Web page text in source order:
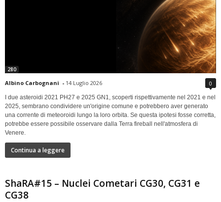
280
Albino Carbognani - 14 Luglio 2026 0
I due asteroidi 2021 PH27 e 2025 GN1, scoperti rispettivamente nel 2021 e nel
2025, sembrano condividere un'origine comune e potrebbero aver generato
una corrente di meteoroidi lungo la loro orbita. Se questa ipotesi fosse corretta,
potrebbe essere possibile osservare dalla Terra fireball nell'atmosfera di
Venere.
Continua a leggere
ShaRA#15 – Nuclei Cometari CG30, CG31 e
CG38